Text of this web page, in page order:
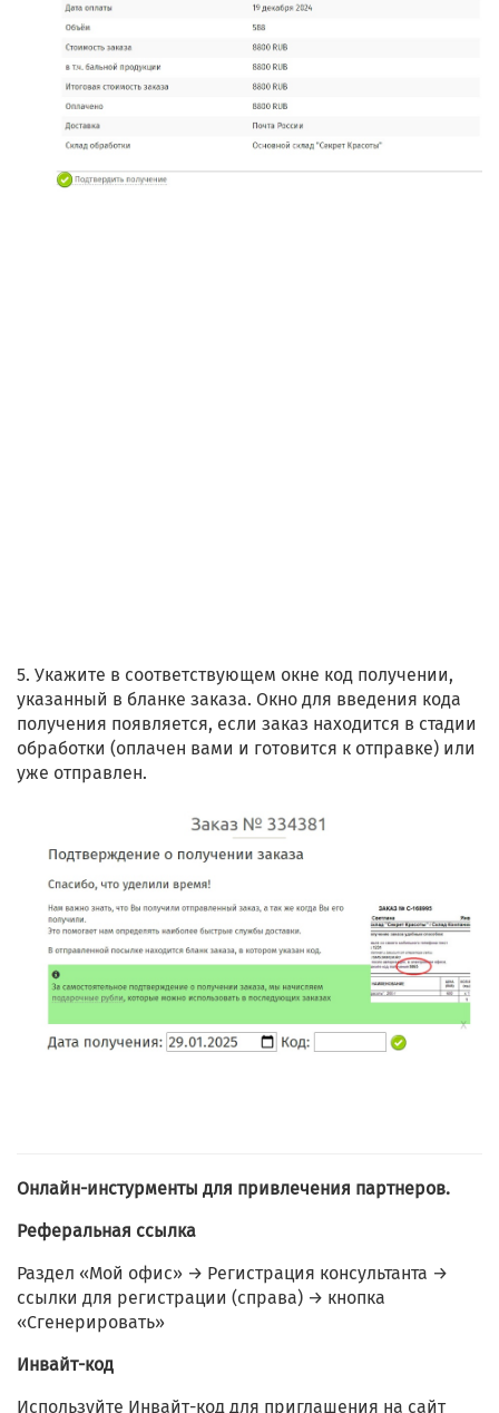
5. Укажите в соответствующем окне код получении,
указанный в бланке заказа. Окно для введения кода
получения появляется, если заказ находится в стадии
обработки (оплачен вами и готовится к отправке) или
уже отправлен.
Онлайн-инстурменты для привлечения партнеров.
Реферальная ссылка
Раздел «Мой офис» → Регистрация консультанта →
ссылки для регистрации (справа) → кнопка
«Сгенерировать»
Инвайт-код
Используйте Инвайт-код для приглашения на сайт